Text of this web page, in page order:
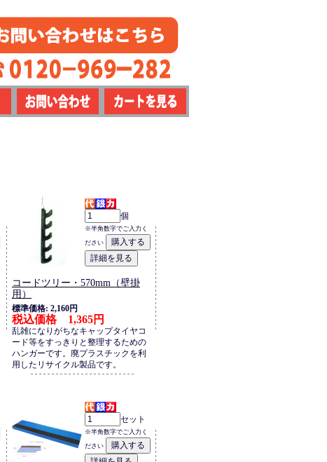
個
※半角数字でご入力く
ださい
コードツリー・570mm（壁掛
用）
標準価格: 2,160円
税込価格 1,365円
乱雑になりがちなキャップタイヤコ
ード等をすっきりと整理するための
ハンガーです。廃プラスチックを利
用したリサイクル製品です。
セット
※半角数字でご入力く
ださい